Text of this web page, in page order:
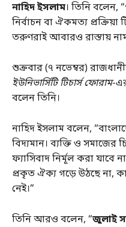
নাহিদ ইসলাম। তিনি বলেন,
নির্বাচন বা ঐকমত্য
তরুণরাই আবারও রাস্তায়
শুক্রবার (৭ নভেম্বর)
ইউনিভার্সিটি টিচার্স ফোরাম-
বলেন তিনি।
নাহিদ ইসলাম বলেন,
বিদ্যমান। ব্যক্তি ও সমাজের
ফ্যাসিবাদ নির্মূল করা যাবে
প্রকৃত ঐক্য গড়ে উঠছে না,
নেই।”
তিনি আরও বলেন, “জুলাই